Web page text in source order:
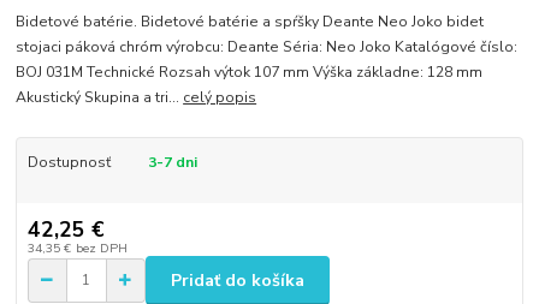
Bidetové batérie. Bidetové batérie a spŕšky Deante Neo Joko bidet
stojaci páková chróm výrobcu: Deante Séria: Neo Joko Katalógové číslo:
BOJ 031M Technické Rozsah výtok 107 mm Výška základne: 128 mm
Akustický Skupina a tri... celý popis
Dostupnosť 3-7 dni
42,25 €
34,35 € bez DPH
Pridať do košíka